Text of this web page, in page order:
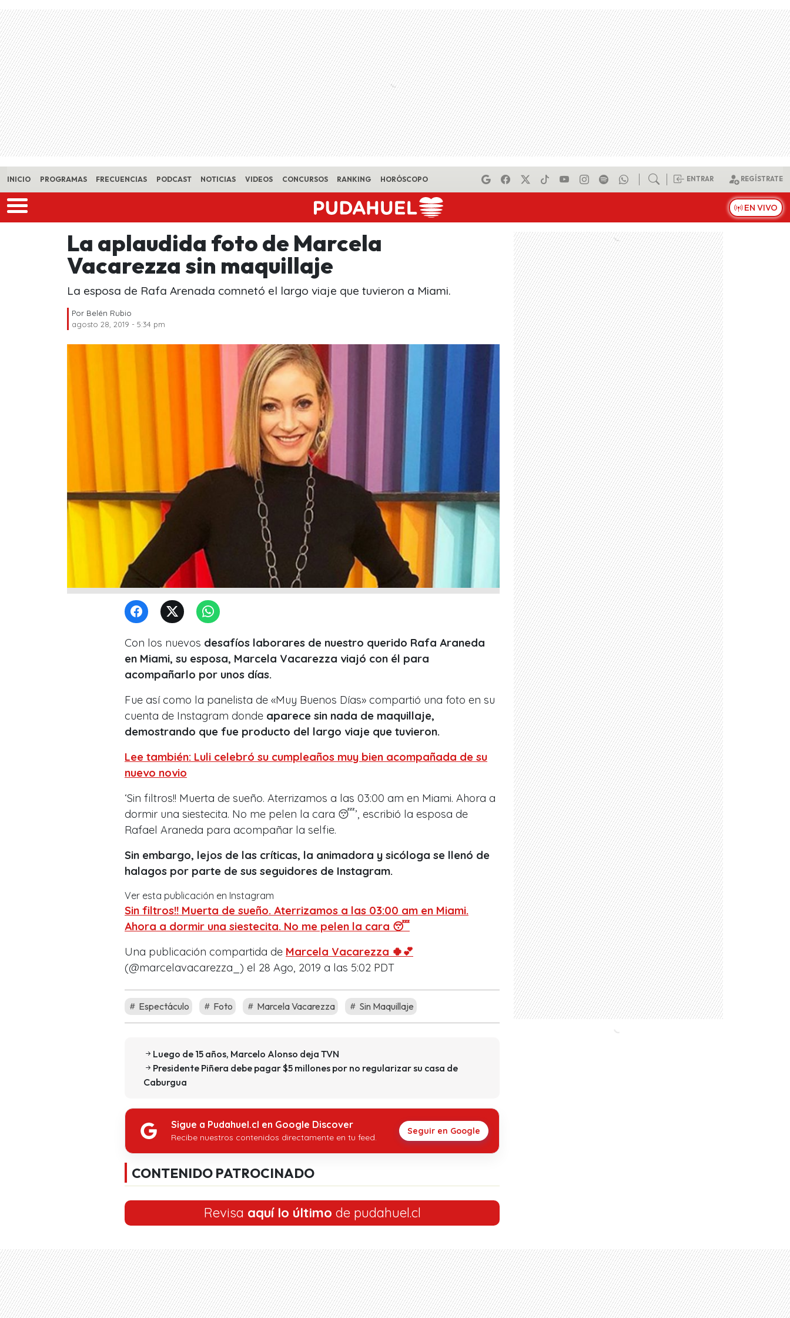
Skip to main content
INICIO PROGRAMAS FRECUENCIAS PODCAST NOTICIAS VIDEOS CONCURSOS RANKING HORÓSCOPO ENTRAR REGÍSTRATE
EN VIVO
La aplaudida foto de Marcela
Vacarezza sin maquillaje
La esposa de Rafa Arenada comnetó el largo viaje que tuvieron a Miami.
Por Belén Rubio
agosto 28, 2019 - 5:34 pm
Con los nuevos desafíos laborares de nuestro querido Rafa Araneda
en Miami, su esposa, Marcela Vacarezza viajó con él para
acompañarlo por unos días.
Fue así como la panelista de «Muy Buenos Días» compartió una foto en su
cuenta de Instagram donde aparece sin nada de maquillaje,
demostrando que fue producto del largo viaje que tuvieron.
Lee también: Luli celebró su cumpleaños muy bien acompañada de su
nuevo novio
‘Sin filtros!! Muerta de sueño. Aterrizamos a las 03:00 am en Miami. Ahora a
dormir una siestecita. No me pelen la cara 😴’, escribió la esposa de
Rafael Araneda para acompañar la selfie.
Sin embargo, lejos de las críticas, la animadora y sicóloga se llenó de
halagos por parte de sus seguidores de Instagram.
Ver esta publicación en Instagram
Sin filtros!! Muerta de sueño. Aterrizamos a las 03:00 am en Miami.
Ahora a dormir una siestecita. No me pelen la cara 😴
Una publicación compartida de Marcela Vacarezza 🍀💕
(@marcelavacarezza_) el 28 Ago, 2019 a las 5:02 PDT
Espectáculo Foto Marcela Vacarezza Sin Maquillaje
Luego de 15 años, Marcelo Alonso deja TVN
Presidente Piñera debe pagar $5 millones por no regularizar su casa de
Caburgua
Sigue a Pudahuel.cl en Google Discover
Recibe nuestros contenidos directamente en tu feed.
Seguir en Google
CONTENIDO PATROCINADO
Revisa aquí lo último de pudahuel.cl